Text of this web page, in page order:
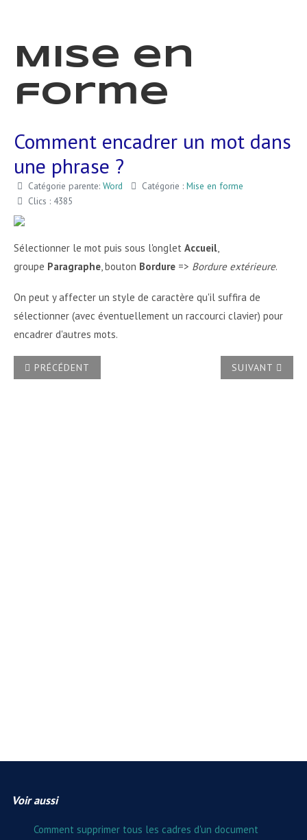
Mise en
forme
Comment encadrer un mot dans
une phrase ?
Catégorie parente: Word Catégorie : Mise en forme
Clics : 4385
Sélectionner le mot puis sous l'onglet Accueil,
groupe Paragraphe, bouton Bordure => Bordure extérieure.
On peut y affecter un style de caractère qu'il suffira de
sélectionner (avec éventuellement un raccourci clavier) pour
encadrer d'autres mots.
ARTICLE PRÉCÉDENT : COMMENT EN VBA METTRE EN
PRÉCÉDENT ARTICLE
SUIVANT
Voir aussi
Comment supprimer tous les cadres d'un document